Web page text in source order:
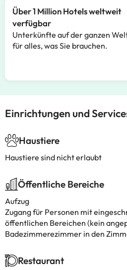
Über 1 Million Hotels weltweit
verfügbar
Unterkünfte auf der ganzen
für alles, was Sie brauchen.
Einrichtungen und
Haustiere
Haustiere sind nicht erlaubt
Öffentliche Bereiche
Aufzug
Zugang für Personen mit
öffentlichen Bereichen (kein
Badezimmerezimmer in den
Restaurant